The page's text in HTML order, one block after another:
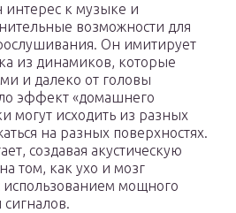
интерес к музыке и
возможности для
Он имитирует
из динамиков, которые
и далеко от головы
эффект «домашнего
могут исходить из разных
на разных поверхностях.
создавая акустическую
том, как ухо и мозг
мощного